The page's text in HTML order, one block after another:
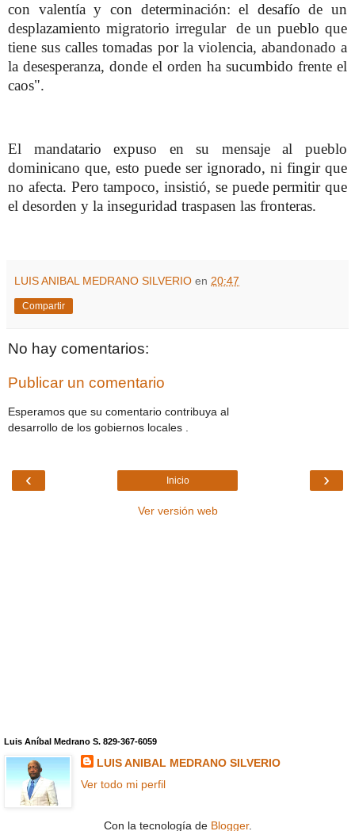
con valentía y con determinación: el desafío de un
desplazamiento migratorio irregular de un pueblo que
tiene sus calles tomadas por la violencia, abandonado a
la desesperanza, donde el orden ha sucumbido frente el
caos".
El mandatario expuso en su mensaje al pueblo
dominicano que, esto puede ser ignorado, ni fingir que
no afecta. Pero tampoco, insistió, se puede permitir que
el desorden y la inseguridad traspasen las fronteras.
LUIS ANIBAL MEDRANO SILVERIO en 20:47
Compartir
No hay comentarios:
Publicar un comentario
Esperamos que su comentario contribuya al
desarrollo de los gobiernos locales .
‹ ›
Inicio
Ver versión web
Luis Aníbal Medrano S. 829-367-6059
LUIS ANIBAL MEDRANO SILVERIO
Ver todo mi perfil
Con la tecnología de Blogger.